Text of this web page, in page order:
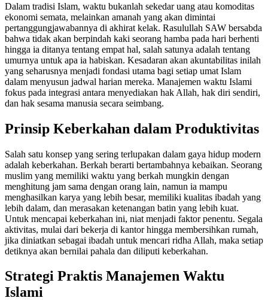
Dalam tradisi Islam, waktu bukanlah sekedar uang atau komoditas
ekonomi semata, melainkan amanah yang akan dimintai
pertanggungjawabannya di akhirat kelak. Rasulullah SAW bersabda
bahwa tidak akan berpindah kaki seorang hamba pada hari berhenti
hingga ia ditanya tentang empat hal, salah satunya adalah tentang
umurnya untuk apa ia habiskan. Kesadaran akan akuntabilitas inilah
yang seharusnya menjadi fondasi utama bagi setiap umat Islam
dalam menyusun jadwal harian mereka. Manajemen waktu Islami
fokus pada integrasi antara menyediakan hak Allah, hak diri sendiri,
dan hak sesama manusia secara seimbang.
Prinsip Keberkahan dalam Produktivitas
Salah satu konsep yang sering terlupakan dalam gaya hidup modern
adalah keberkahan. Berkah berarti bertambahnya kebaikan. Seorang
muslim yang memiliki waktu yang berkah mungkin dengan
menghitung jam sama dengan orang lain, namun ia mampu
menghasilkan karya yang lebih besar, memiliki kualitas ibadah yang
lebih dalam, dan merasakan ketenangan batin yang lebih kuat.
Untuk mencapai keberkahan ini, niat menjadi faktor penentu. Segala
aktivitas, mulai dari bekerja di kantor hingga membersihkan rumah,
jika diniatkan sebagai ibadah untuk mencari ridha Allah, maka setiap
detiknya akan bernilai pahala dan diliputi keberkahan.
Strategi Praktis Manajemen Waktu
Islami